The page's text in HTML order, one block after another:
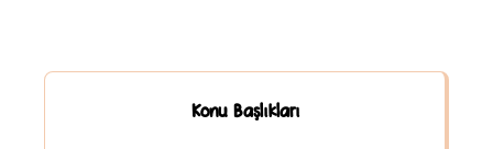
Konu Başlıkları